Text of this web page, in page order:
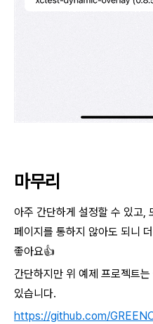
마무리
아주 간단하게 설정할 수 있고,
페이지를 통하지 않아도 되니
좋아요👍
간단하지만 위 예제 프로젝트
있습니다.
https://github.com/